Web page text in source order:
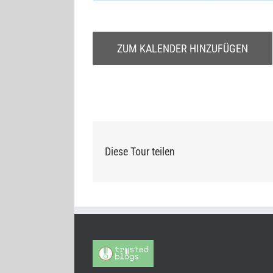
ZUM KALENDER HINZUFÜGEN
Diese Tour teilen